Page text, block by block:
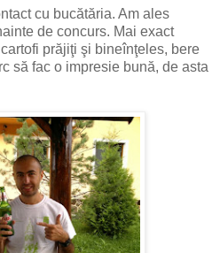
cu bucătăria. Am ales
de concurs. Mai exact
prăjiţi şi bineînţeles, bere
să fac o impresie bună, de asta